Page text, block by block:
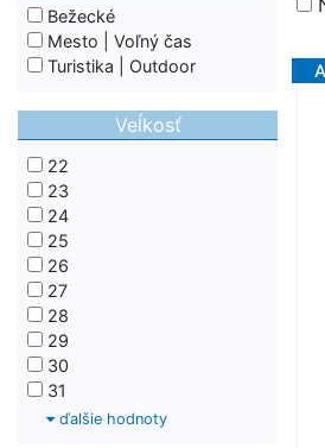
Bežecké
Mesto | Voľný čas
Turistika | Outdoor
Veĺkosť
22
23
24
25
26
27
28
29
30
31
ďalšie hodnoty